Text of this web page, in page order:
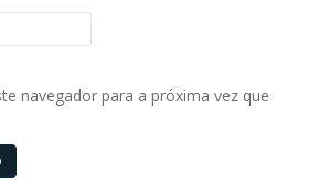
navegador para a próxima vez que